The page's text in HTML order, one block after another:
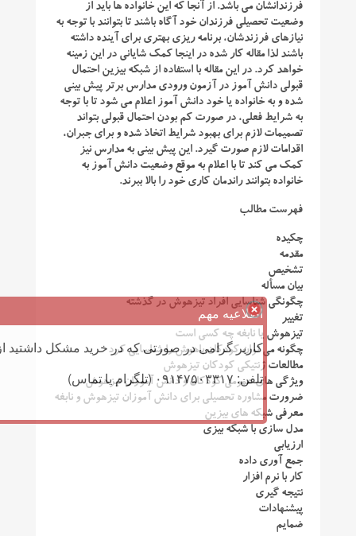
فرزندانشان می باشد. از آنجا که این خانواده ها باید از
وضعیت تحصیلی فرزندان خود آگاه باشند تا بتوانند با توجه به
نیازهای فرزندشان، برنامه ریزی بهتری برای آینده داشته
باشند لذا مقاله کار شده در اینجا کمک شایانی در این زمینه
خواهد کرد. در این مقاله با استفاده از شبکه بیزین احتمال
قبولی دانش آموز در آزمون ورودی مدارس برتر پیش بینی
شده و به خانواده یا خود دانش آموز اعلام می شود تا با توجه
به شرایط فعلی، در صورت کم بودن احتمال قبولی بتواند
تصمیمات لازم برای بهبود شرایط اتخاذ شده و برای جبران،
اقدامات لازم صورت گیرد. این پیش بینی به مدارس نیز
کمک می کند تا با اعلام به موقع وضعیت دانش آموز به
خانواده بتوانند راندمان کاری خود را بالا ببرند.
فهرست مطالب
چکیده
مقدمه
تشخیص
بیان مسأله
چگونگی شناسایی افراد تیزهوش در گذشته
تغییر
تیزهوش یا نابغه چه کسی است
چگونه می توان کودکان باهوش را شناسایی کرد
مطالعات ژنتیکی کودکان تیزهوش
ویژگی های عمومی کودکان و دانش آموزان تیزهوش
ضرورت مشاوره تحصیلی برای دانش آموزان تیزهوش و نابغه
معرفی شبکه های بیزین
مدل سازی با شبکه بیزی
ارزیابی
جمع آوری داده
کار با نرم افزار
نتیجه گیری
پیشنهادات
ضمایم
اطلاعیه مهم
کاربر گرامی در صورتی که در خرید مشکل داشتید
تلفن: ۰۹۱۴۷۵۰۳۳۱۷ (تلگرام یا تماس)